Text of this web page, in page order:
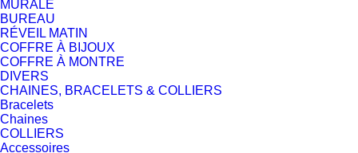
MURALE
BUREAU
RÉVEIL MATIN
COFFRE À BIJOUX
COFFRE À MONTRE
DIVERS
CHAINES, BRACELETS & COLLIERS
Bracelets
Chaines
COLLIERS
Accessoires